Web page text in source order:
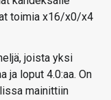
toimia x16/x0/x4
joista yksi
ja loput 4.0:aa. On
mainittiin